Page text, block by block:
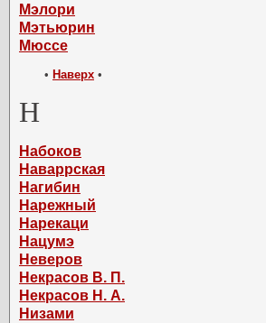
Мэлори
Мэтьюрин
Мюссе
• Наверх •
Н
Набоков
Наваррская
Нагибин
Нарежный
Нарекаци
Нацумэ
Неверов
Некрасов В. П.
Некрасов Н. А.
Низами